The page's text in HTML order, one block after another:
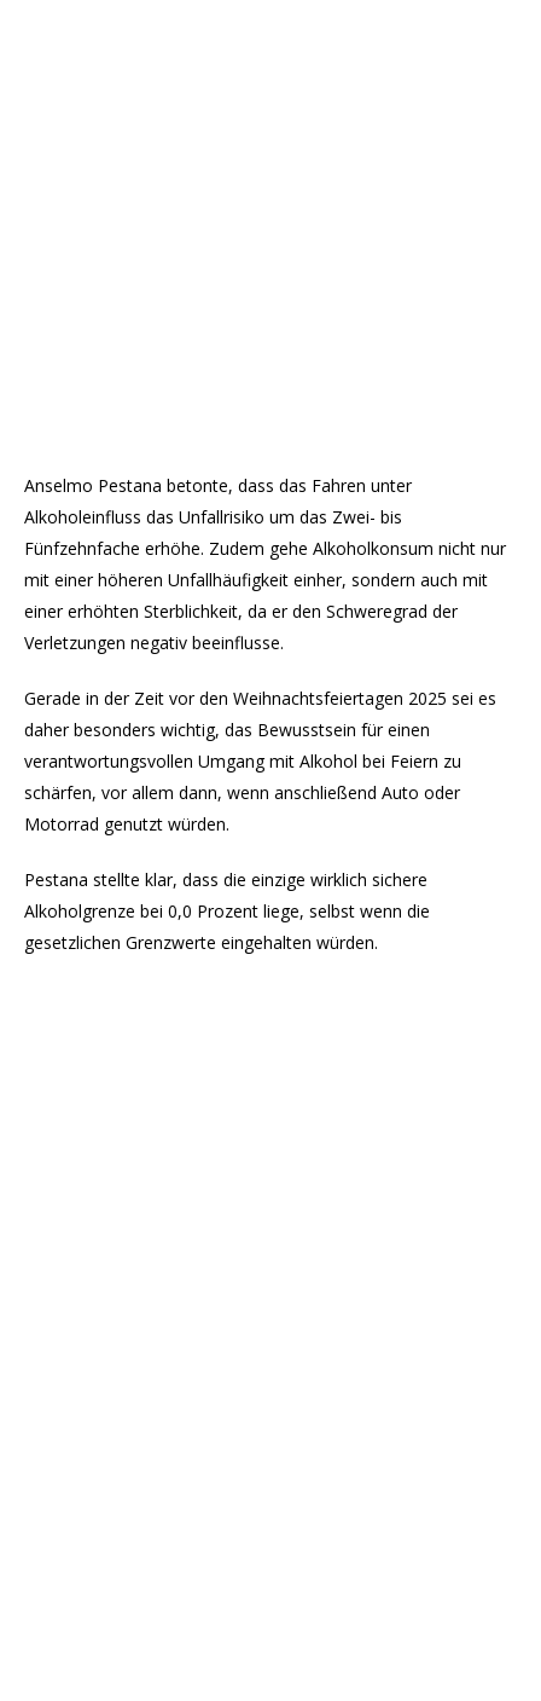
Anselmo Pestana betonte, dass das Fahren unter
Alkoholeinfluss das Unfallrisiko um das Zwei- bis
Fünfzehnfache erhöhe. Zudem gehe Alkoholkonsum nicht nur
mit einer höheren Unfallhäufigkeit einher, sondern auch mit
einer erhöhten Sterblichkeit, da er den Schweregrad der
Verletzungen negativ beeinflusse.
Gerade in der Zeit vor den Weihnachtsfeiertagen 2025 sei es
daher besonders wichtig, das Bewusstsein für einen
verantwortungsvollen Umgang mit Alkohol bei Feiern zu
schärfen, vor allem dann, wenn anschließend Auto oder
Motorrad genutzt würden.
Pestana stellte klar, dass die einzige wirklich sichere
Alkoholgrenze bei 0,0 Prozent liege, selbst wenn die
gesetzlichen Grenzwerte eingehalten würden.